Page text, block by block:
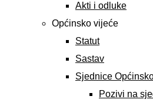
Akti i odluke
Općinsko vijeće
Statut
Sastav
Sjednice
Pozivi na